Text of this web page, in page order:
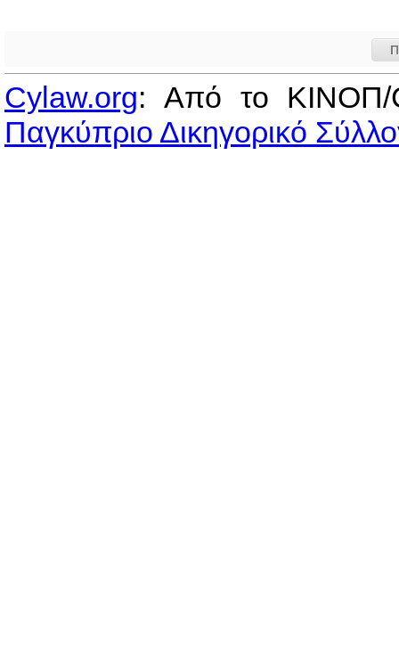
Cylaw.org: Από το
Παγκύπριο Δικηγορικό